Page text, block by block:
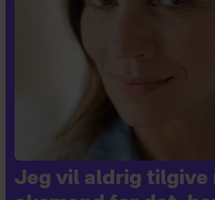
Jeg vil aldrig tilgive